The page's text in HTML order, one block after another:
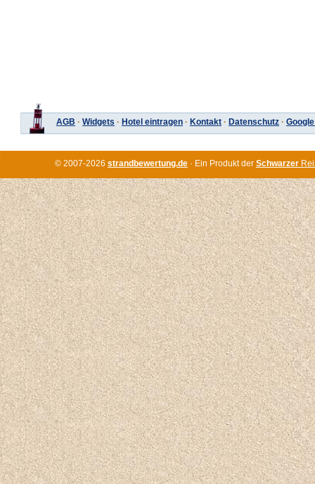
AGB · Widgets · Hotel eintragen · Kontakt · Datenschutz ·
© 2007-2026 strandbewertung.de · Ein Produkt der Schwarzer